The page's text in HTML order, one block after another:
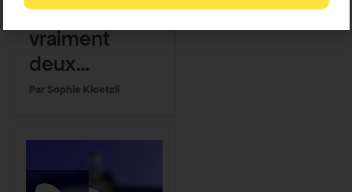
Y a-t-il
vraiment
deux
gauches
es” ?
Sophie Kloetzli